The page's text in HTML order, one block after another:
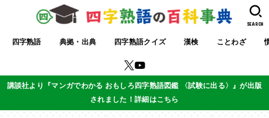
四字熟語 典拠・出典 四字熟語クイズ 漢検 ことわざ
SEARCH
講談社より『マンガでわかる おもしろ四字熟語図鑑 〈試験に出る〉』が出版
されました！詳細はこちら